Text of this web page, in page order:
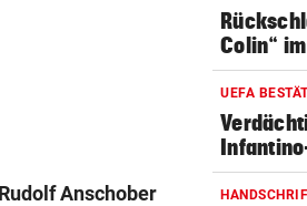
Anschober
Colin“
UEFA